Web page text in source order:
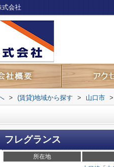
式会社
> (賃貸)地域から探す > 山口市 >
フレグランス
所在地